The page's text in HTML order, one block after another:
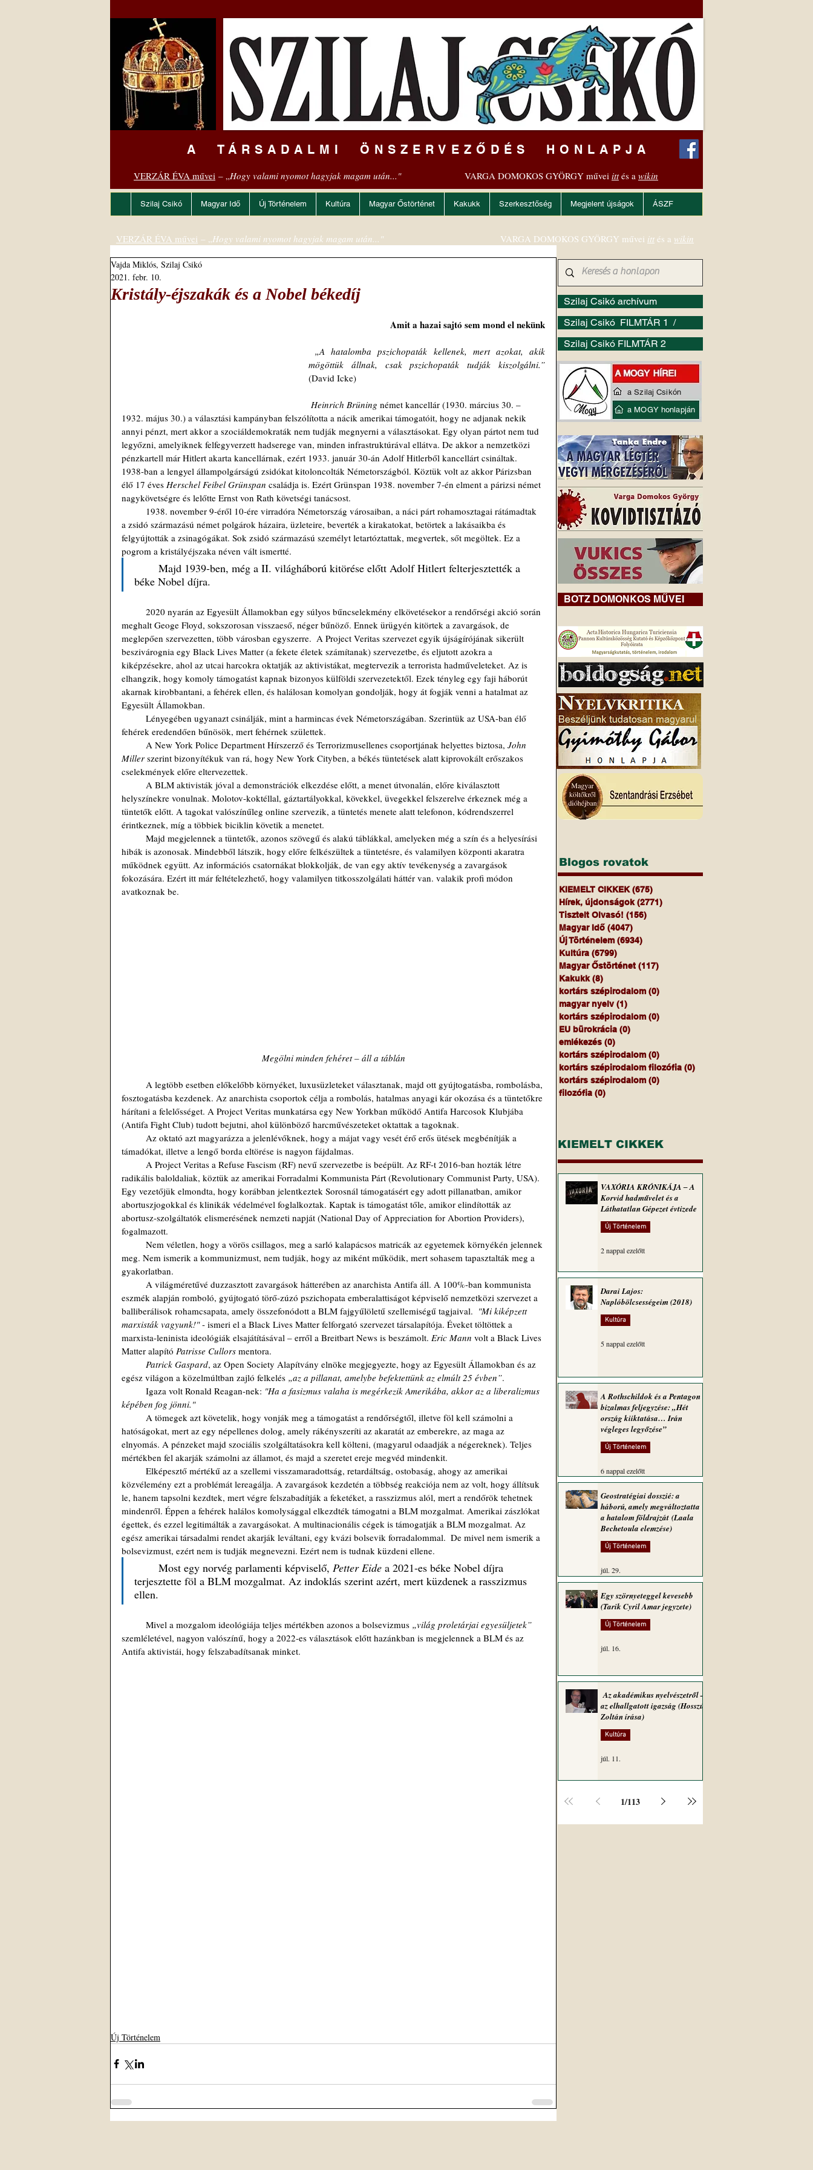
A TÁRSADALMI ÖNSZERVEZŐDÉS HONLAPJA
VERZÁR ÉVA művei – „Hogy valami nyomot hagyjak magam után..." VARGA DOMOKOS GYÖRGY művei ittés a wikin
Szilaj Csikó Magyar Idő Új Történelem Kultúra Magyar Őstörténet Kakukk Szerkesztőség Megjelent újságok ÁSZF
Kristály-éjszakák és a Nobel békedíj
Vajda Miklós, Szilaj Csikó
2021. febr. 10.
Amit a hazai sajtó sem mond el nekünk
„A hatalomba pszichopaták kellenek, mert azokat, akik
mögöttük állnak, csak pszichopaták tudják kiszolgálni.”
(David Icke)
Heinrich Brüning német kancellár (1930. március 30. –
1932. május 30.) a választási kampányban felszólította a nácik amerikai támogatóit, hogy ne adjanak nekik
annyi pénzt, mert akkor a szociáldemokraták nem tudják megnyerni a választásokat. Egy olyan pártot nem tud
legyőzni, amelyiknek felfegyverzett hadserege van, minden infrastruktúrával ellátva. De akkor a nemzetközi
pénzkartell már Hitlert akarta kancellárnak, ezért 1933. január 30-án Adolf Hitlerből kancellárt csináltak.
1938-ban a lengyel állampolgárságú zsidókat kitoloncolták Németországból. Köztük volt az akkor Párizsban
élő 17 éves Herschel Feibel Grünspan családja is. Ezért Grünspan 1938. november 7-én elment a párizsi német
nagykövetségre és lelőtte Ernst von Rath követségi tanácsost.
a zsidó származású német polgárok házaira, üzleteire, beverték a kirakatokat, betörtek a lakásaikba és
felgyújtották a zsinagógákat. Sok zsidó származású személyt letartóztattak, megvertek, sőt megöltek. Ez a
pogrom a kristályéjszaka néven vált ismertté.
béke Nobel díjra.
meghalt Geoge Floyd, sokszorosan visszaeső, néger bűnöző. Ennek ürügyén kitörtek a zavargások, de
meglepően szervezetten, több városban egyszerre.  A Project Veritas szervezet egyik újságírójának sikerült
beszivárognia egy Black Lives Matter (a fekete életek számítanak) szervezetbe, és eljutott azokra a
kiképzésekre, ahol az utcai harcokra oktatják az aktivistákat, megtervezik a terrorista hadműveleteket. Az is
elhangzik, hogy komoly támogatást kapnak bizonyos külföldi szervezetektől. Ezek tényleg egy faji háborút
akarnak kirobbantani, a fehérek ellen, és halálosan komolyan gondolják, hogy át fogják venni a hatalmat az
Egyesült Államokban.
fehérek eredendően bűnösök, mert fehérnek születtek.
	A New York Police Department Hírszerző és Terrorizmusellenes csoportjának helyettes biztosa,
John
Miller szerint bizonyítékuk van rá, hogy New York Cityben, a békés tüntetések alatt kiprovokált erőszakos
cselekmények előre eltervezettek.
helyszínekre vonulnak. Molotov-koktéllal, gáztartályokkal, kövekkel, üvegekkel felszerelve érkeznek még a
tüntetők előtt. A tagokat valószínűleg online szervezik, a tüntetés menete alatt telefonon, kódrendszerrel
érintkeznek, míg a többiek biciklin követik a menetet.
hibák is azonosak. Mindebből látszik, hogy előre felkészültek a tüntetésre, és valamilyen központi akaratra
működnek együtt. Az információs csatornákat blokkolják, de van egy aktív tevékenység a zavargások
fokozására. Ezért itt már feltételezhető, hogy valamilyen titkosszolgálati háttér van. valakik profi módon
avatkoznak be.
Megölni minden fehéret – áll a táblán
fosztogatásba kezdenek. Az anarchista csoportok célja a rombolás, hatalmas anyagi kár okozása és a tüntetőkre
hárítani a felelősséget. A Project Veritas munkatársa egy New Yorkban működő Antifa Harcosok Klubjába
(Antifa Fight Club) tudott bejutni, ahol különböző harcművészeteket oktattak a tagoknak.
támadókat, illetve a lengő borda eltörése is nagyon fájdalmas.
radikális baloldaliak, köztük az amerikai Forradalmi Kommunista Párt (Revolutionary Communist Party, USA).
Egy vezetőjük elmondta, hogy korábban jelentkeztek Sorosnál támogatásért egy adott pillanatban, amikor
abortuszjogokkal és klinikák védelmével foglalkoztak. Kaptak is támogatást tőle, amikor elindították az
abortusz-szolgáltatók elismerésének nemzeti napját (National Day of Appreciation for Abortion Providers),
fogalmazott.
meg. Nem ismerik a kommunizmust, nem tudják, hogy az miként működik, mert sohasem tapasztalták meg a
gyakorlatban.
eszmék alapján romboló, gyújtogató törő-zúzó pszichopata emberalattiságot képviselő nemzetközi szervezet a
balliberálisok rohamcsapata, amely összefonódott a BLM fajgyűlöletű szellemiségű tagjaival. "Mi kiképzett
marxisták vagyunk!" - ismeri el a Black Lives Matter felforgató szervezet társalapítója. Éveket töltöttek a
marxista-leninista ideológiák elsajátításával – erről a Breitbart News is beszámolt. Eric Mann volt a Black Lives
Matter alapító Patrisse Cullors mentora.
Patrick Gaspard, az Open Society Alapítvány elnöke megjegyezte, hogy az Egyesült Államokban és az
egész világon a közelmúltban zajló felkelés „az a pillanat, amelybe befektettünk az elmúlt 25 évben”.
	Igaza volt Ronald Reagan-nek:
"Ha a fasizmus valaha is megérkezik Amerikába, akkor az a liberalizmus
képében fog jönni."
hatóságokat, mert az egy népellenes dolog, amely rákényszeríti az akaratát az emberekre, az maga az
elnyomás. A pénzeket majd szociális szolgáltatásokra kell költeni, (magyarul odaadják a négereknek). Teljes
mértékben fel akarják számolni az államot, és majd a szeretet ereje megvéd mindenkit.
közvélemény ezt a problémát lereagálja. A zavargások kezdetén a többség reakciója nem az volt, hogy állítsuk
le, hanem tapsolni kezdtek, mert végre felszabadítják a feketéket, a rasszizmus alól, mert a rendőrök tehetnek
mindenről. Éppen a fehérek halálos komolysággal elkezdték támogatni a BLM mozgalmat. Amerikai zászlókat
égettek, és ezzel legitimálták a zavargásokat. A multinacionális cégek is támogatják a BLM mozgalmat. Az
egész amerikai társadalmi rendet akarják leváltani, egy kvázi bolsevik forradalommal.  De mivel nem ismerik a
bolsevizmust, ezért nem is tudják megnevezni. Ezért nem is tudnak küzdeni ellene.
	Most egy norvég parlamenti képviselő,
Petter Eide a 2021-es béke Nobel díjra
terjesztette föl a BLM mozgalmat. Az indoklás szerint azért, mert küzdenek a rasszizmus
ellen.
Mivel a mozgalom ideológiája teljes mértékben azonos a bolsevizmus „világ proletárjai egyesüljetek”
szemléletével, nagyon valószínű, hogy a 2022-es választások előtt hazánkban is megjelennek a BLM és az
Antifa aktivistái, hogy felszabadítsanak minket.
Új Történelem
Szilaj Csikó archívum
Szilaj Csikó FILMTÁR 1 /
Szilaj Csikó FILMTÁR 2
VERZÁR ÉVA művei – „Hogy valami nyomot hagyjak magam után..." VARGA DOMOKOS GYÖRGY művei itt és a wikin
BOTZ DOMONKOS MŰVEI
Blogos rovatok
KIEMELT CIKKEK (675)
Hírek, újdonságok (2771)
Tisztelt Olvasó! (156)
Magyar Idő (4047)
Új Történelem (6934)
Kultúra (6799)
Magyar Őstörténet (117)
Kakukk (8)
kortárs szépirodalom (0)
magyar nyelv (1)
kortárs szépirodalom (0)
EU bürokrácia (0)
emlékezés (0)
kortárs szépirodalom (0)
kortárs szépirodalom filozófia (0)
kortárs szépirodalom (0)
filozófia (0)
KIEMELT CIKKEK
VAXÓRIA KRÓNIKÁJA ‒ A
Korvid hadművelet és a
Láthatatlan Gépezet évtizede
Új Történelem
2 nappal ezelőtt
Darai Lajos:
Naplóbölcsességeim (2018)
Kultúra
5 nappal ezelőtt
A Rothschildok és a Pentagon
bizalmas feljegyzése: „Hét
ország kiiktatása… Irán
végleges legyőzése”
Új Történelem
6 nappal ezelőtt
Geostratégiai dosszié: a
háború, amely megváltoztatta
a hatalom földrajzát (Laala
Bechetoula elemzése)
Új Történelem
júl. 29.
Egy szörnyeteggel kevesebb
(Tarik Cyril Amar jegyzete)
Új Történelem
júl. 16.
Az akadémikus nyelvészetről –
az elhallgatott igazság (Hosszú
Zoltán írása)
Kultúra
júl. 11.
1/113
a Szilaj Csikón
a MOGY honlapján